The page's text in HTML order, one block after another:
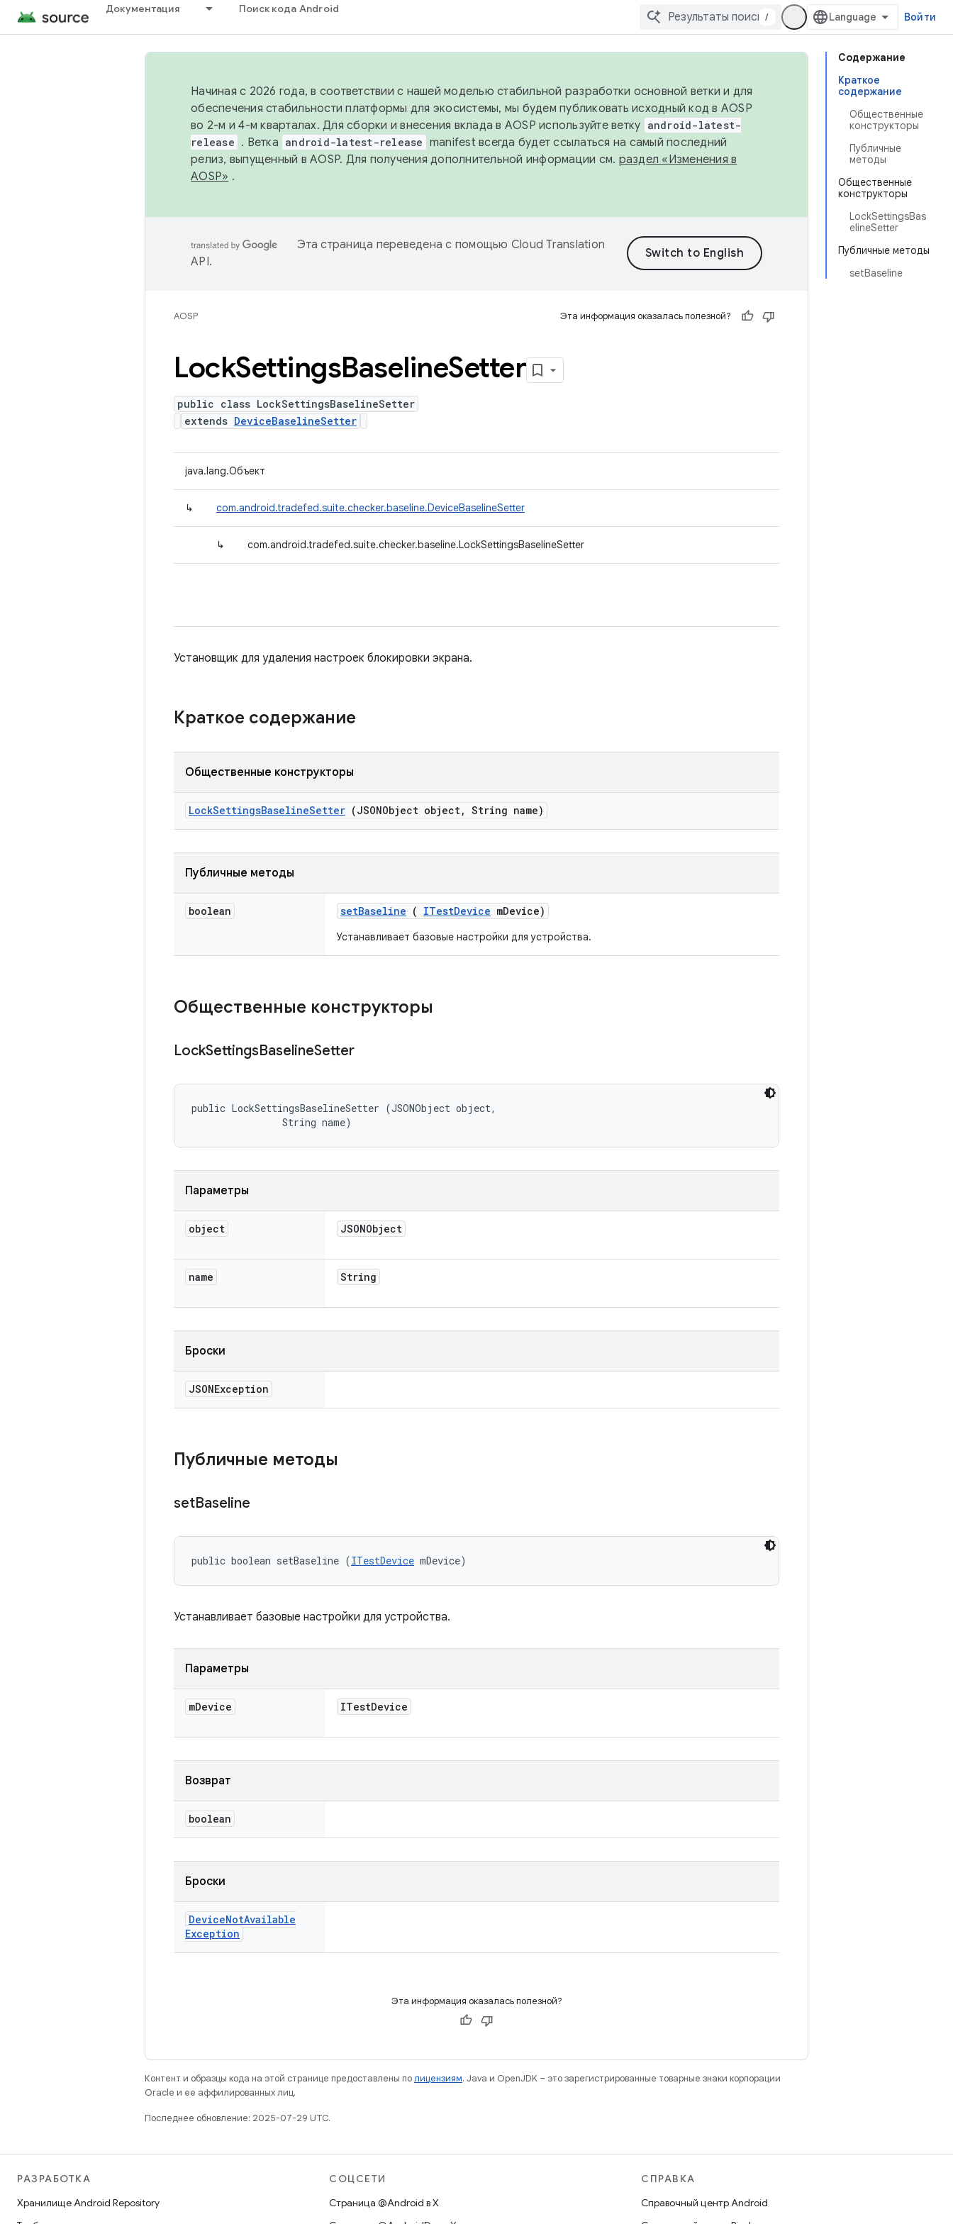
Документация Поиск кода Android
/ Войти
Содержание
Краткое
содержание
Общественные
конструкторы
Публичные
методы
Общественные
конструкторы
LockSettingsBas
elineSetter
Публичные методы
setBaseline
Начиная с 2026 года, в соответствии с нашей моделью стабильной разработки основной ветки и для
обеспечения стабильности платформы для экосистемы, мы будем публиковать исходный код в AOSP
во 2-м и 4-м кварталах. Для сборки и внесения вклада в AOSP используйте ветку android-latest-
release . Ветка android-latest-release manifest всегда будет ссылаться на самый последний
релиз, выпущенный в AOSP. Для получения дополнительной информации см. раздел «Изменения в
AOSP» .
Эта страница переведена с помощью Cloud Translation
API.
AOSP Эта информация оказалась полезной?
LockSettingsBaselineSetter
public class LockSettingsBaselineSetter
extends DeviceBaselineSetter
java.lang.Объект
↳ com.android.tradefed.suite.checker.baseline.DeviceBaselineSetter
↳ com.android.tradefed.suite.checker.baseline.LockSettingsBaselineSetter
Установщик для удаления настроек блокировки экрана.
Краткое содержание
Общественные конструкторы
LockSettingsBaselineSetter (JSONObject object, String name)
Публичные методы
boolean setBaseline ( ITestDevice mDevice)
Устанавливает базовые настройки для устройства.
Общественные конструкторы
LockSettingsBaselineSetter
public LockSettingsBaselineSetter (JSONObject object,
                String name)
Параметры
object JSONObject
name String
Броски
JSONException
Публичные методы
setBaseline
public boolean setBaseline (ITestDevice mDevice)
Устанавливает базовые настройки для устройства.
Параметры
mDevice ITestDevice
Возврат
boolean
Броски
DeviceNotAvailable
Exception
Эта информация оказалась полезной?
Контент и образцы кода на этой странице предоставлены полицензиям. Java и OpenJDK – это зарегистрированные товарные знаки корпорации
Oracle и ее аффилированных лиц.
Последнее обновление: 2025-07-29 UTC.
РАЗРАБОТКА
Хранилище Android Repository
СОЦСЕТИ
Страница @Android в X
СПРАВКА
Справочный центр Android